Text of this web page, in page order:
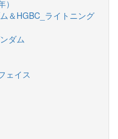
＆HGBC_ライトニング
ダム
ェイス